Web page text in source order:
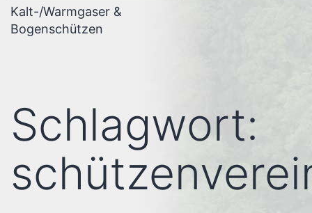
Kalt-/Warmgaser &
Bogenschützen
Schlagwort: